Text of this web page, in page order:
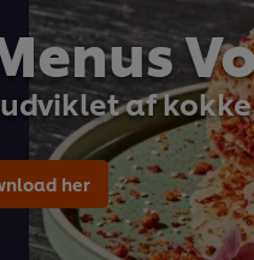
af
her